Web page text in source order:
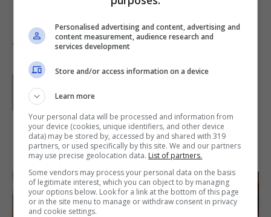
Tag: Ricette dal mondo
IN PRIMO PIANO
Personalised advertising and content, advertising and
content measurement, audience research and
services development
Store and/or access information on a device
Learn more
Your personal data will be processed and information from
your device (cookies, unique identifiers, and other device
data) may be stored by, accessed by and shared with 319
partners, or used specifically by this site. We and our partners
may use precise geolocation data. List of partners.
Some vendors may process your personal data on the basis
of legitimate interest, which you can object to by managing
your options below. Look for a link at the bottom of this page
or in the site menu to manage or withdraw consent in privacy
and cookie settings.